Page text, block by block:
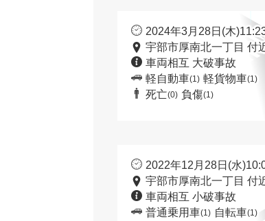
2024年3月28日(木
宇部市厚南北一丁目 付
車両相互 大破事故
軽自動車(1) 軽貨物車(1)
死亡(0) 負傷(1)
2022年12月28日(水
宇部市厚南北一丁目 付
車両相互 小破事故
普通乗用車(1) 自転車(1)